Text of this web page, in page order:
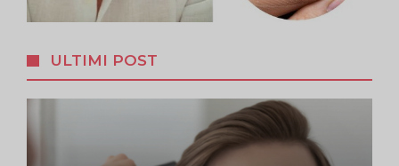
ULTIMI POST